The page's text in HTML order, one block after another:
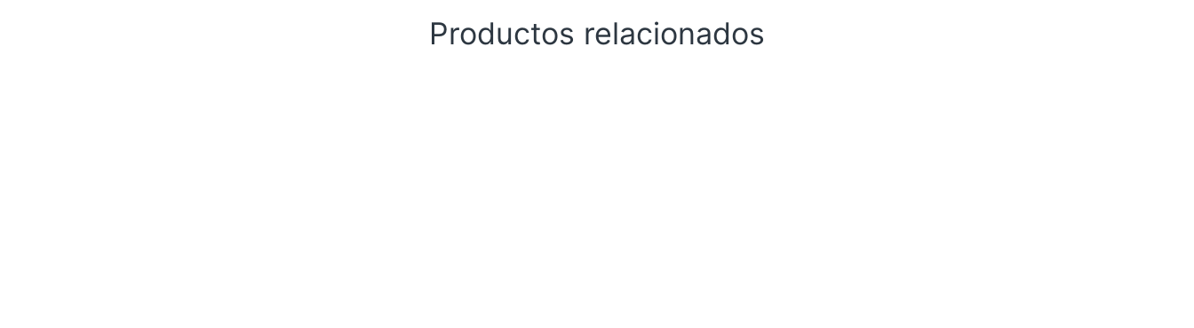
Productos relacionados